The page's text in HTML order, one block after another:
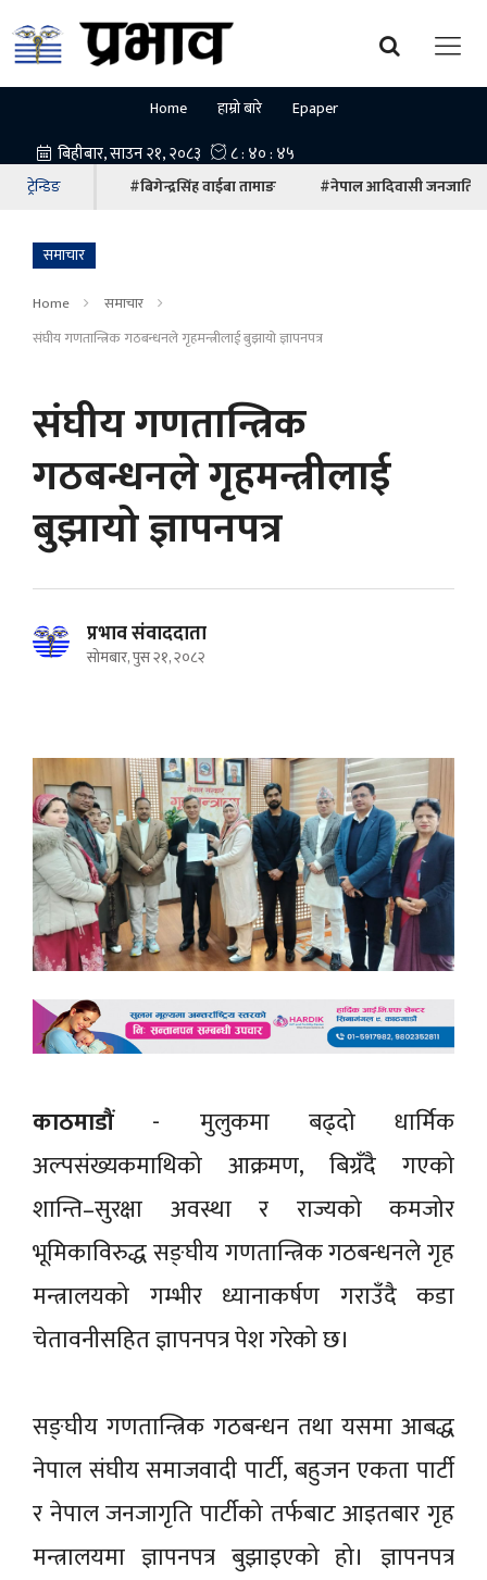
Home हाम्रो बारे Epaper
ट्रेन्डिङ #बिगेन्द्रसिंह वाईबा तामाङ #नेपाल आदिवासी जनजाति
समाचार
Home
समाचार
संघीय गणतान्त्रिक गठबन्धनले गृहमन्त्रीलाई बुझायो ज्ञापनपत्र
संघीय गणतान्त्रिक
गठबन्धनले गृहमन्त्रीलाई
बुझायो ज्ञापनपत्र
प्रभाव संवाददाता
सोमबार, पुस २१, २०८२
काठमाडौं- मुलुकमा बढ्दो धार्मिक
अल्पसंख्यकमाथिको आक्रमण, बिग्रँदै गएको
शान्ति–सुरक्षा अवस्था र राज्यको कमजोर
भूमिकाविरुद्ध सङ्घीय गणतान्त्रिक गठबन्धनले गृह
मन्त्रालयको गम्भीर ध्यानाकर्षण गराउँदै कडा
चेतावनीसहित ज्ञापनपत्र पेश गरेको छ।
सङ्घीय गणतान्त्रिक गठबन्धन तथा यसमा आबद्ध
नेपाल संघीय समाजवादी पार्टी, बहुजन एकता पार्टी
र नेपाल जनजागृति पार्टीको तर्फबाट आइतबार गृह
मन्त्रालयमा ज्ञापनपत्र बुझाइएको हो। ज्ञापनपत्र